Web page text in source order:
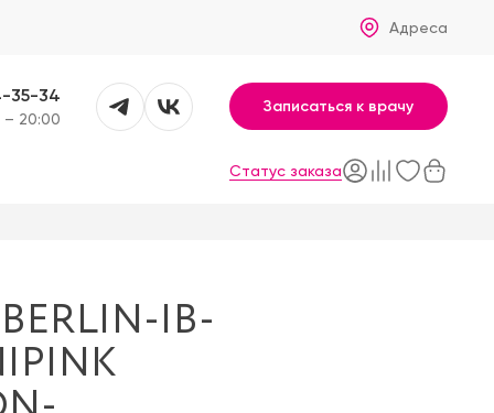
Адреса
35-34
20:00
Записаться к врачу
Статус заказа
IB-